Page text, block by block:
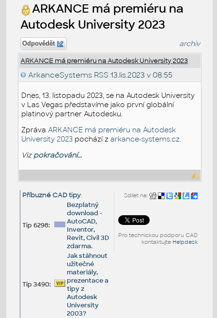
ARKANCE má premiéru na
Autodesk University 2023
Odpovědět archiv
ARKANCE má premiéru na Autodesk University 2023
ArkanceSystems RSS 13.lis.2023 v 08:55
Dnes, 13. listopadu 2023, se na Autodesk University
v Las Vegas představíme jako první globální
platinový partner Autodesku.
ZprávaARKANCE má premiéru na Autodesk
University 2023 pochází zarkance-systems.cz.
Viz pokračování...
Sdílet na:
Pro technickou podporu CAD
kontaktujte Helpdesk
Příbuzné CAD tipy:
Tip 6298:
Bezplatný
download -
AutoCAD,
Inventor,
Revit, Civil 3D
zdarma.
Tip 3490:
Jak stáhnout
užitečné
materiály,
prezentace a
tipy z
Autodesk
University
2003?